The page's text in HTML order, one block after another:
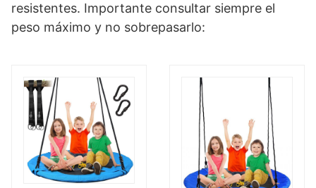
resistentes. Importante consultar siempre el
peso máximo y no sobrepasarlo: